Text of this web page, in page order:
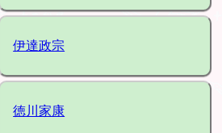
伊達政宗
徳川家康